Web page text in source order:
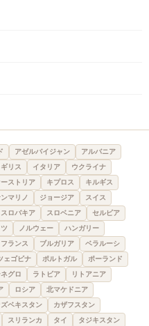
アゼルバイジャン
アルバニア
ギリス イタリア
ウクライナ
ーストリア キプロス
キルギス
マリノ ジョージア
スイス
スロバキア スロベニア
セルビア
ツ ノルウェー
ハンガリー
フランス ブルガリア
ベラルーシ
ェゴビナ ポルトガル
ポーランド
グロ ラトビア
リトアニア
ロシア 北マケドニア
ズベキスタン
カザフスタン
スリランカ タイ
タジキスタン